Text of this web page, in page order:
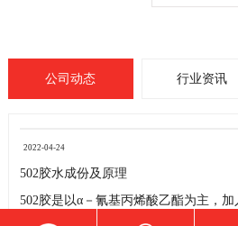
公司动态 行业资讯
2022-04-24
502胶水成份及原理
502胶是以α－氰基丙烯酸乙酯为主，